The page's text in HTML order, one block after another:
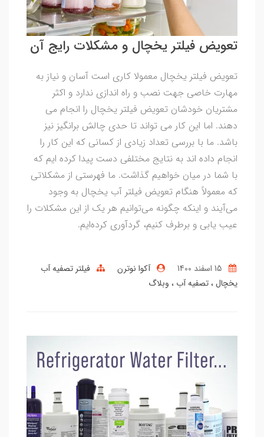
تعویض فیلتر یخچال و مشکلات رایج آن
تعویض فیلتر یخچال معمولا کاری است آسان و نیاز به
مهارت خاصی جهت نصب و راه اندازی ندارد و اکثر
مشتریان خودشان تعویض فیلتر یخچال را انجام می
دهند. اما این کار می تواند تا حدی چالش برانگیز نیز
باشد. ما با بررسی تعداد زیادی از کسانی که این کار را
انجام داده اند به نتایج مختلفی دست پیدا کرده ایم که
با شما در میان خواهیم گذاشت. ما فهرستی از مشکلاتی
که معمولاً هنگام تعویض فیلتر آب یخچال به وجود
می‌آیند و اینکه چگونه می‌توانیم هر یک از این مشکلات را
عیب یابی و برطرف کنیم، گردآوری کرده‌ایم.
آکوا نوترن
فیلتر تصفیه آب
یخچال تصفیه آب وبلاگ